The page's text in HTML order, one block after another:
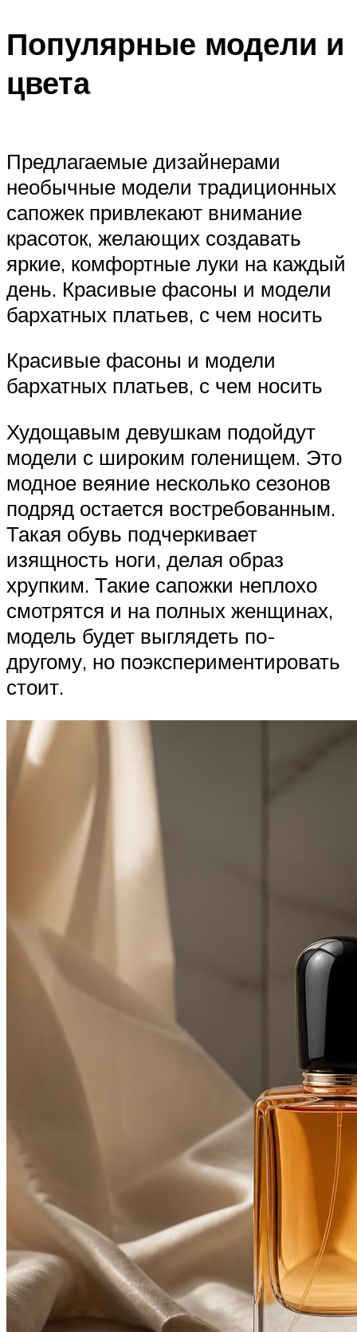
Популярные модели и
цвета
Предлагаемые дизайнерами
необычные модели традиционных
сапожек привлекают внимание
красоток, желающих создавать
яркие, комфортные луки на каждый
день. Красивые фасоны и модели
бархатных платьев, с чем носить
Красивые фасоны и модели
бархатных платьев, с чем носить
Худощавым девушкам подойдут
модели с широким голенищем. Это
модное веяние несколько сезонов
подряд остается востребованным.
Такая обувь подчеркивает
изящность ноги, делая образ
хрупким. Такие сапожки неплохо
смотрятся и на полных женщинах,
модель будет выглядеть по-
другому, но поэкспериментировать
стоит.